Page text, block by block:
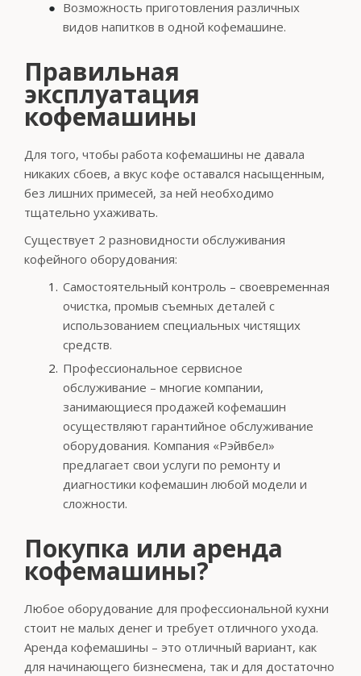
Возможность приготовления различных
видов напитков в одной кофемашине.
Правильная
эксплуатация
кофемашины
Для того, чтобы работа кофемашины не давала
никаких сбоев, а вкус кофе оставался насыщенным,
без лишних примесей, за ней необходимо
тщательно ухаживать.
Существует 2 разновидности обслуживания
кофейного оборудования:
Самостоятельный контроль – своевременная
очистка, промыв съемных деталей с
использованием специальных чистящих
средств.
Профессиональное сервисное
обслуживание – многие компании,
занимающиеся продажей кофемашин
осуществляют гарантийное обслуживание
оборудования. Компания «Рэйвбел»
предлагает свои услуги по ремонту и
диагностики кофемашин любой модели и
сложности.
Покупка или аренда
кофемашины?
Любое оборудование для профессиональной кухни
стоит не малых денег и требует отличного ухода.
Аренда кофемашины – это отличный вариант, как
для начинающего бизнесмена, так и для достаточно